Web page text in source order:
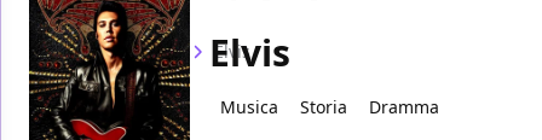
Home Film Elvis
Elvis
Musica Storia
Dramma